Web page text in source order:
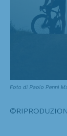
Foto di Paolo Penni